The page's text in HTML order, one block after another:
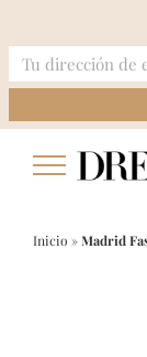
Inicio »Madrid